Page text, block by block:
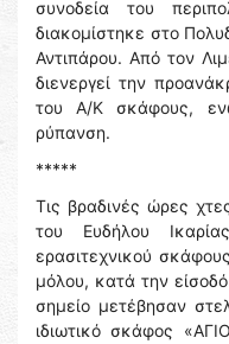
συνοδεία του
διακομίστηκε στο
Αντιπάρου. Από τον
διενεργεί την
του Α/Κ σκάφους,
ρύπανση.
*****
Τις βραδινές ώρες
του Ευδήλου
ερασιτεχνικού
μόλου, κατά την
σημείο μετέβησαν
ιδιωτικό σκάφος